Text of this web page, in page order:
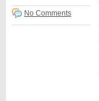
No Comments